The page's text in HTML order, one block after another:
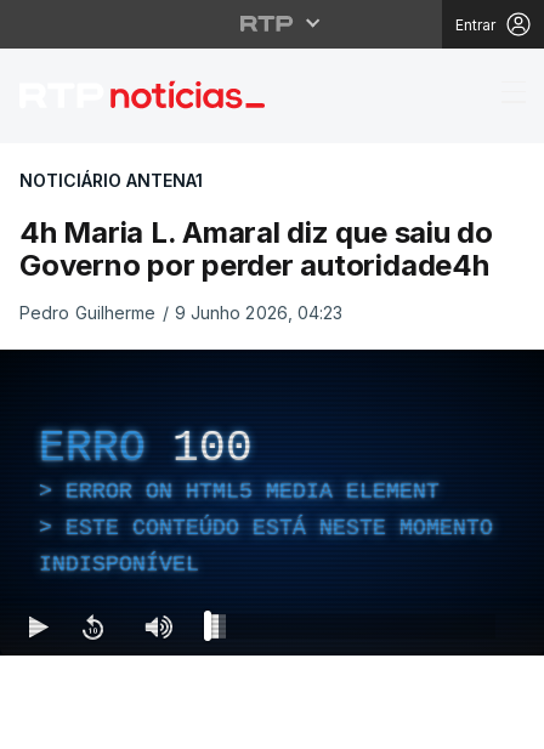
Entrar
4h Maria L. Amaral
NOTICIÁRIO ANTENA1
4h Maria L. Amaral diz que saiu do
Governo por perder autoridade4h
Pedro Guilherme / 9 Junho 2026, 04:23
ERRO 100
ERROR ON HTML5 MEDIA ELEMENT
ESTE CONTEÚDO ESTÁ NESTE MOMENTO
INDISPONÍVEL